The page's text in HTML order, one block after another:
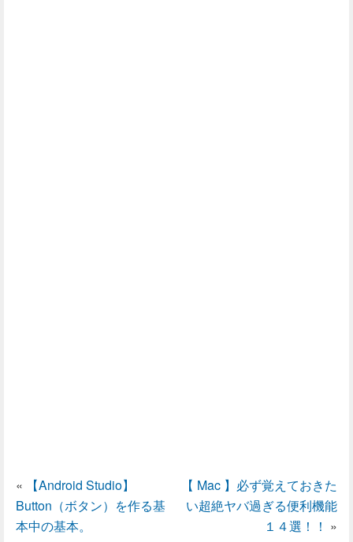
«
【Android Studio】
Button（ボタン）を作る基
本中の基本。
【 Mac 】必ず覚えておきた
い超絶ヤバ過ぎる便利機能
１４選！！ »